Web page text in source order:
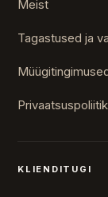
Meist
Tagastused ja
KLIENDITUGI